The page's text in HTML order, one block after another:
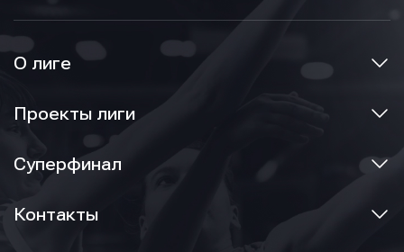
О лиге
Проекты лиги
Суперфинал
Контакты